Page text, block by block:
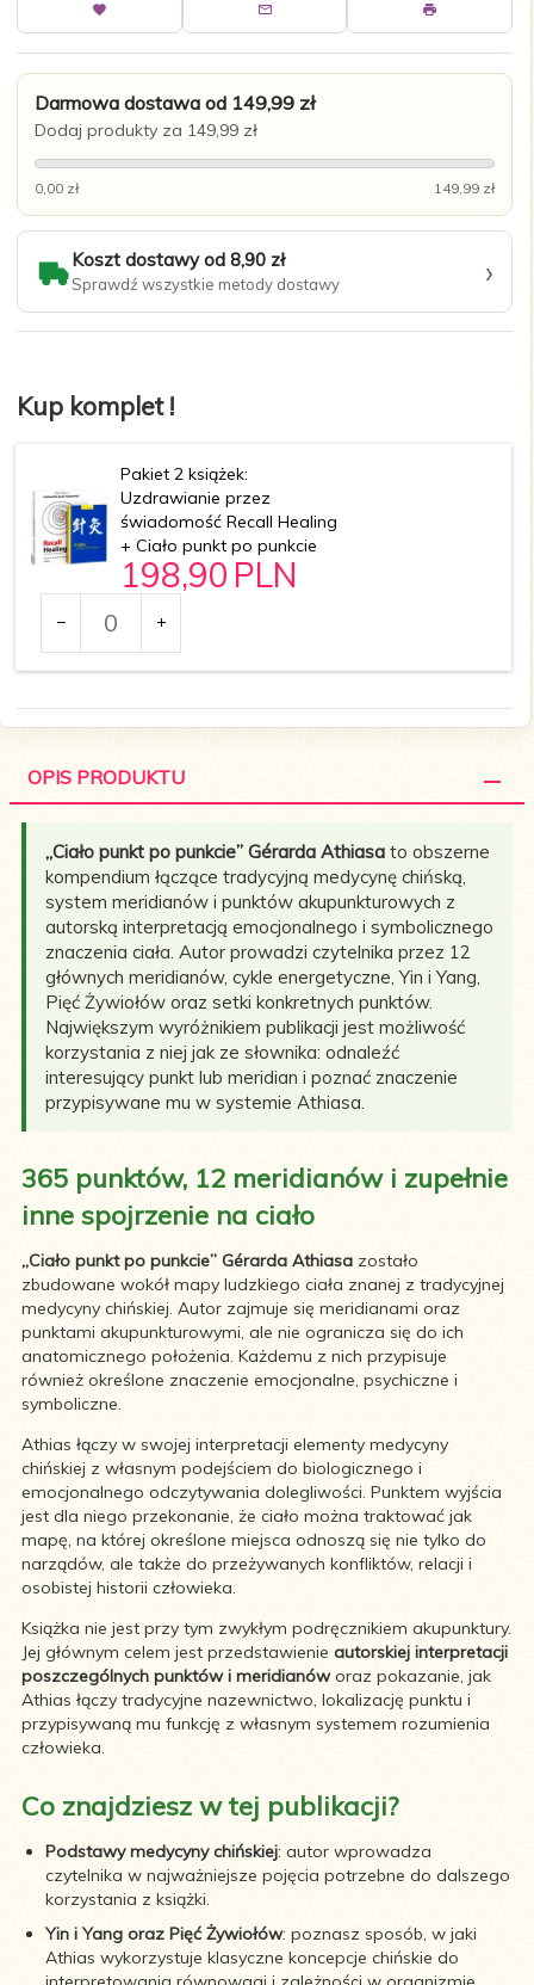
Darmowa dostawa od 149,99 zł
Dodaj produkty za 149,99 zł
0,00 zł 149,99 zł
Koszt dostawy od 8,90 zł
Sprawdź wszystkie metody dostawy ›
Kup komplet !
Pakiet 2 książek:
Uzdrawianie przez
świadomość Recall Healing
+ Ciało punkt po punkcie
198,90 PLN
dla
produktu
119676
OPIS PRODUKTU
„Ciało punkt po punkcie” Gérarda Athiasa to obszerne
kompendium łączące tradycyjną medycynę chińską,
system meridianów i punktów akupunkturowych z
autorską interpretacją emocjonalnego i symbolicznego
znaczenia ciała. Autor prowadzi czytelnika przez 12
głównych meridianów, cykle energetyczne, Yin i Yang,
Pięć Żywiołów oraz setki konkretnych punktów.
Największym wyróżnikiem publikacji jest możliwość
korzystania z niej jak ze słownika: odnaleźć
interesujący punkt lub meridian i poznać znaczenie
przypisywane mu w systemie Athiasa.
365 punktów, 12 meridianów i zupełnie
inne spojrzenie na ciało
„Ciało punkt po punkcie” Gérarda Athiasa zostało
zbudowane wokół mapy ludzkiego ciała znanej z tradycyjnej
medycyny chińskiej. Autor zajmuje się meridianami oraz
punktami akupunkturowymi, ale nie ogranicza się do ich
anatomicznego położenia. Każdemu z nich przypisuje
również określone znaczenie emocjonalne, psychiczne i
symboliczne.
Athias łączy w swojej interpretacji elementy medycyny
chińskiej z własnym podejściem do biologicznego i
emocjonalnego odczytywania dolegliwości. Punktem wyjścia
jest dla niego przekonanie, że ciało można traktować jak
mapę, na której określone miejsca odnoszą się nie tylko do
narządów, ale także do przeżywanych konfliktów, relacji i
osobistej historii człowieka.
Książka nie jest przy tym zwykłym podręcznikiem akupunktury.
Jej głównym celem jest przedstawienie autorskiej interpretacji
poszczególnych punktów i meridianóworaz pokazanie, jak
Athias łączy tradycyjne nazewnictwo, lokalizację punktu i
przypisywaną mu funkcję z własnym systemem rozumienia
człowieka.
Co znajdziesz w tej publikacji?
Podstawy medycyny chińskiej: autor wprowadza
czytelnika w najważniejsze pojęcia potrzebne do dalszego
korzystania z książki.
Yin i Yang oraz Pięć Żywiołów: poznasz sposób, w jaki
Athias wykorzystuje klasyczne koncepcje chińskie do